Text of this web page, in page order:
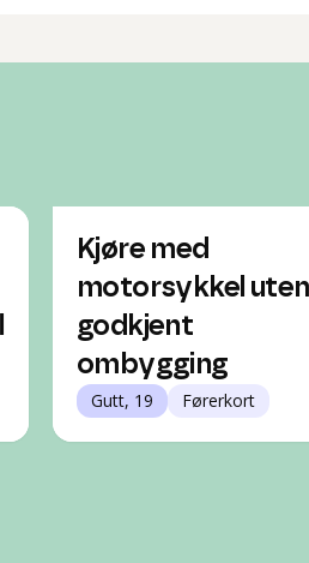
Kjøre med
motorsykkel uten
godkjent
ombygging
Gutt, 19 Førerkort